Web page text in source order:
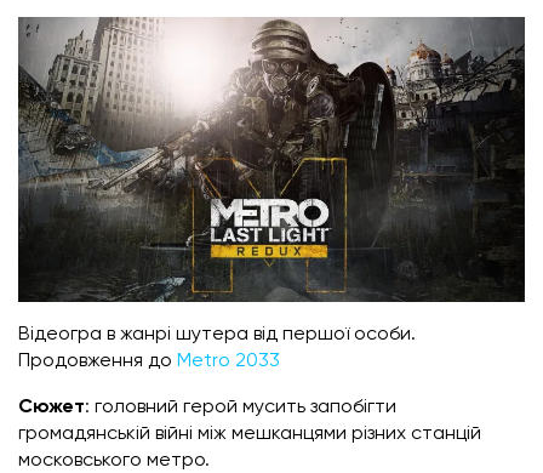
Відеогра в жанрі шутера від першої особи.
Продовження до Metro 2033
Сюжет: головний герой мусить запобігти
громадянській війні між мешканцями різних станцій
московського метро.